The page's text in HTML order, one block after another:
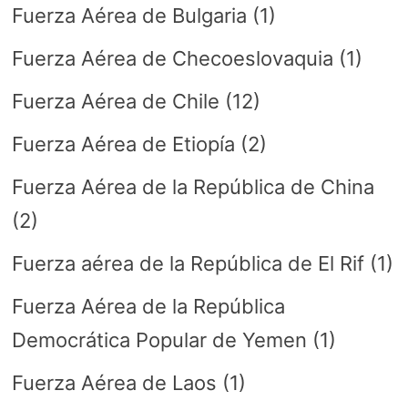
Fuerza Aérea de Bulgaria (1)
Fuerza Aérea de Checoeslovaquia (1)
Fuerza Aérea de Chile (12)
Fuerza Aérea de Etiopía (2)
Fuerza Aérea de la República de China
(2)
Fuerza aérea de la República de El Rif(1)
Fuerza Aérea de la República
Democrática Popular de Yemen (1)
Fuerza Aérea de Laos (1)